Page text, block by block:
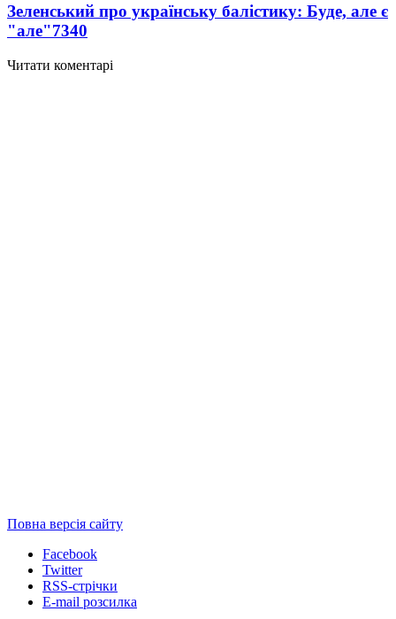
Зеленський про українську балістику: Буде, але є
"але"7340
Читати коментарі
Повна версія сайту
Facebook
Twitter
RSS-стрічки
E-mail розсилка